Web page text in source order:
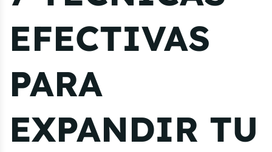
EFECTIVAS
PARA
EXPANDIR TU